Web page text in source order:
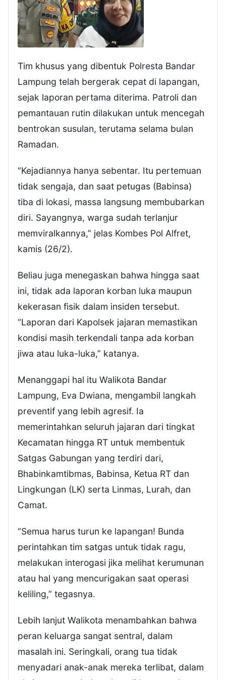
Tim khusus yang dibentuk Polresta Bandar
Lampung telah bergerak cepat di lapangan,
sejak laporan pertama diterima. Patroli dan
pemantauan rutin dilakukan untuk mencegah
bentrokan susulan, terutama selama bulan
Ramadan.
“Kejadiannya hanya sebentar. Itu pertemuan
tidak sengaja, dan saat petugas (Babinsa)
tiba di lokasi, massa langsung membubarkan
diri. Sayangnya, warga sudah terlanjur
memviralkannya,” jelas Kombes Pol Alfret,
kamis (26/2).
Beliau juga menegaskan bahwa hingga saat
ini, tidak ada laporan korban luka maupun
kekerasan fisik dalam insiden tersebut.
“Laporan dari Kapolsek jajaran memastikan
kondisi masih terkendali tanpa ada korban
jiwa atau luka-luka,” katanya.
Menanggapi hal itu Walikota Bandar
Lampung, Eva Dwiana, mengambil langkah
preventif yang lebih agresif. Ia
memerintahkan seluruh jajaran dari tingkat
Kecamatan hingga RT untuk membentuk
Satgas Gabungan yang terdiri dari,
Bhabinkamtibmas, Babinsa, Ketua RT dan
Lingkungan (LK) serta Linmas, Lurah, dan
Camat.
“Semua harus turun ke lapangan! Bunda
perintahkan tim satgas untuk tidak ragu,
melakukan interogasi jika melihat kerumunan
atau hal yang mencurigakan saat operasi
keliling,” tegasnya.
Lebih lanjut Walikota menambahkan bahwa
peran keluarga sangat sentral, dalam
masalah ini. Seringkali, orang tua tidak
menyadari anak-anak mereka terlibat, dalam